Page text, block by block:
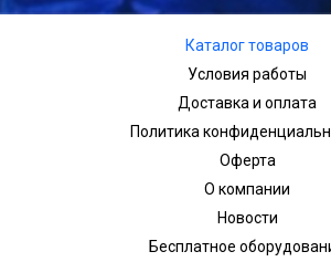
Каталог товаров
Условия работы
Доставка и оплата
Политика
Оферта
О компании
Новости
Бесплатное